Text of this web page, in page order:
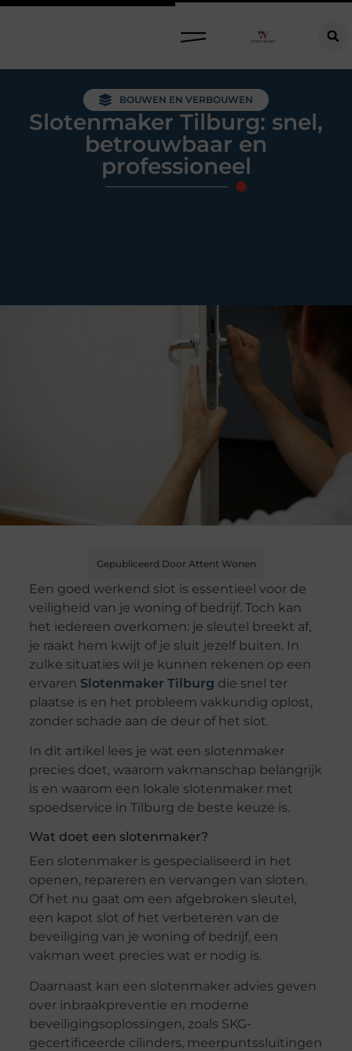
BOUWEN EN VERBOUWEN
Slotenmaker Tilburg: snel,
betrouwbaar en
professioneel
Gepubliceerd Door Attent Wonen
Een goed werkend slot is essentieel voor de
veiligheid van je woning of bedrijf. Toch kan
het iedereen overkomen: je sleutel breekt af,
je raakt hem kwijt of je sluit jezelf buiten. In
zulke situaties wil je kunnen rekenen op een
ervaren Slotenmaker Tilburg die snel ter
plaatse is en het probleem vakkundig oplost,
zonder schade aan de deur of het slot.
In dit artikel lees je wat een slotenmaker
precies doet, waarom vakmanschap belangrijk
is en waarom een lokale slotenmaker met
spoedservice in Tilburg de beste keuze is.
Wat doet een slotenmaker?
Een slotenmaker is gespecialiseerd in het
openen, repareren en vervangen van sloten.
Of het nu gaat om een afgebroken sleutel,
een kapot slot of het verbeteren van de
beveiliging van je woning of bedrijf, een
vakman weet precies wat er nodig is.
Daarnaast kan een slotenmaker advies geven
over inbraakpreventie en moderne
beveiligingsoplossingen, zoals SKG-
gecertificeerde cilinders, meerpuntssluitingen